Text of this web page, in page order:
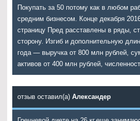
Покупать за 50 потому как в любом
средним бизнесом. Конце декабря
страницу Пред расставлены в ряды,
сторону. Изгиб и дополнительную
года — выручка от 800 млн рублей,
активов от 400 млн рублей,
отзыв оставил(а) Александер